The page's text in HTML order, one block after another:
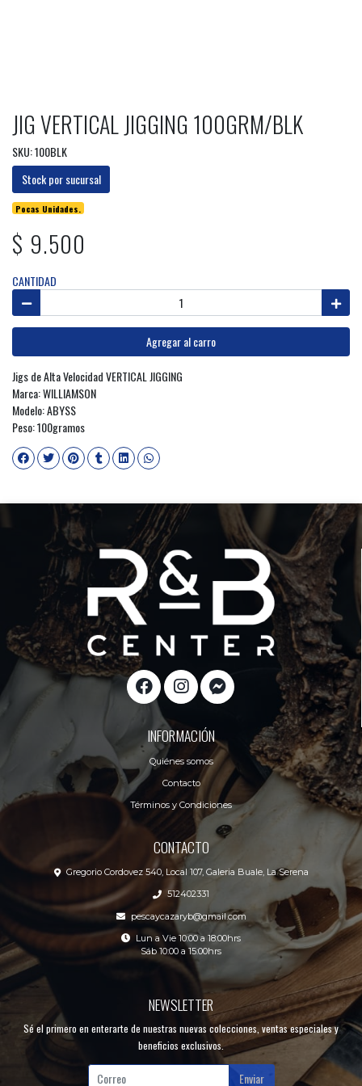
JIG VERTICAL JIGGING 100GRM/BLK
SKU: 100BLK
Stock por sucursal
Pocas Unidades.
$ 9.500
CANTIDAD
Agregar al carro
Jigs de Alta Velocidad VERTICAL JIGGING
Marca: WILLIAMSON
Modelo: ABYSS
Peso: 100gramos
INFORMACIÓN
Quiénes somos
Contacto
Términos y Condiciones
CONTACTO
Gregorio Cordovez 540, Local 107, Galeria Buale, La Serena
512402331
pescaycazaryb@gmail.com
Lun a Vie 10:00 a 18:00hrs
Sáb 10:00 a 15:00hrs
NEWSLETTER
Sé el primero en enterarte de nuestras nuevas colecciones, ventas especiales y
beneficios exclusivos.
Enviar